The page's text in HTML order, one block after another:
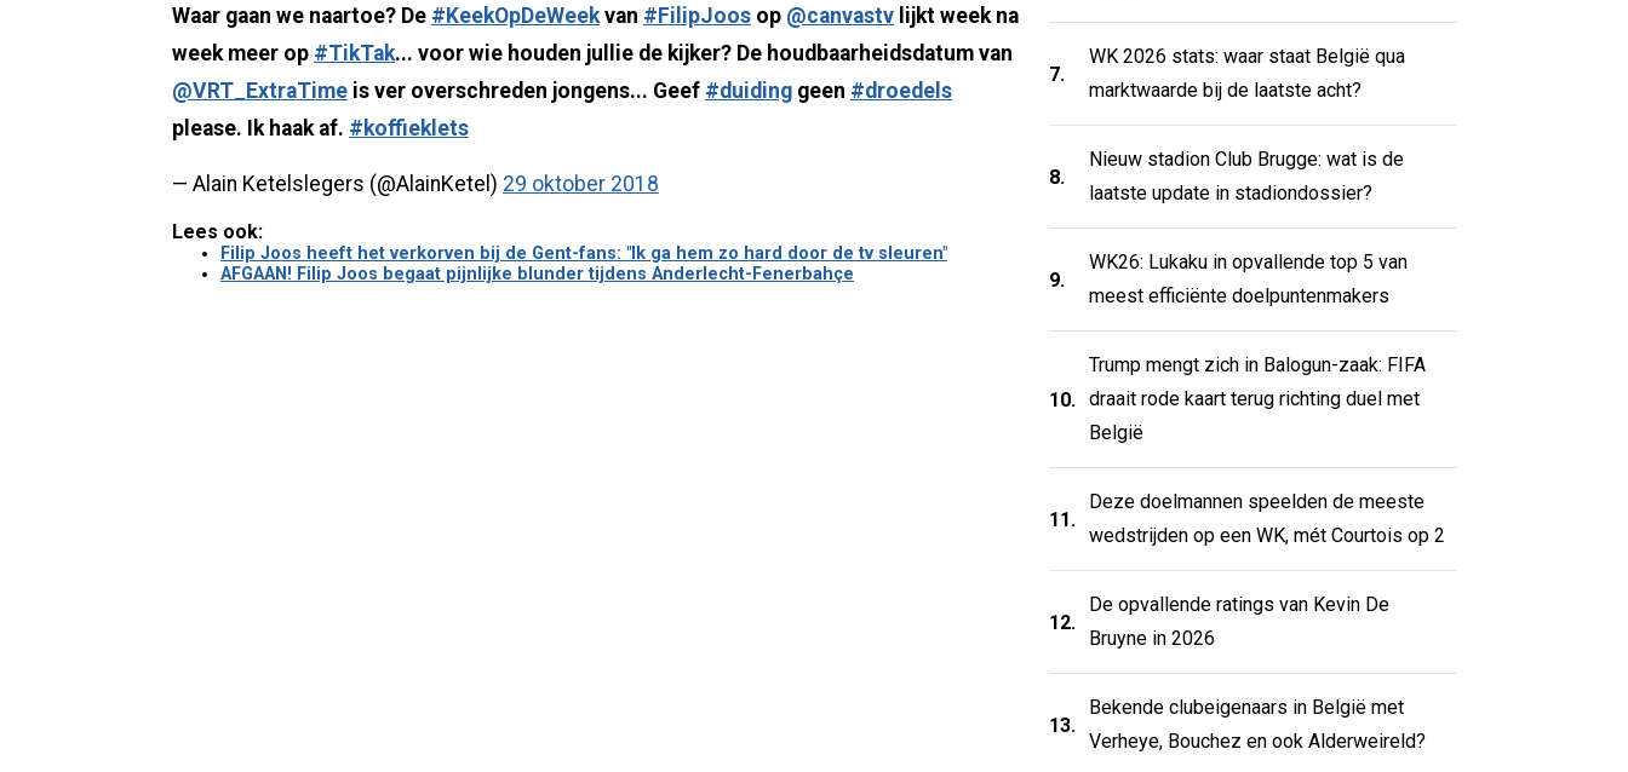
Waar gaan we naartoe? De #KeekOpDeWeekvan #FilipJoos op @canvastv lijkt week na
week meer op #TikTak... voor wie houden jullie de kijker? De houdbaarheidsdatum van
@VRT_ExtraTime is ver overschreden jongens... Geef #duiding geen #droedels
please. Ik haak af. #koffieklets
— Alain Ketelslegers (@AlainKetel) 29 oktober 2018
Lees ook:
Filip Joos heeft het verkorven bij de Gent-fans: "Ik ga hem zo hard door de tv sleuren"
AFGAAN! Filip Joos begaat pijnlijke blunder tijdens Anderlecht-Fenerbahçe
7.
WK 2026 stats: waar staat België qua
marktwaarde bij de laatste acht?
8.
Nieuw stadion Club Brugge: wat is de
laatste update in stadiondossier?
9.
WK26: Lukaku in opvallende top 5 van
meest efficiënte doelpuntenmakers
10.
Trump mengt zich in Balogun-zaak: FIFA
draait rode kaart terug richting duel met
België
11.
Deze doelmannen speelden de meeste
wedstrijden op een WK, mét Courtois op 2
12.
De opvallende ratings van Kevin De
Bruyne in 2026
13.
Bekende clubeigenaars in België met
Verheye, Bouchez en ook Alderweireld?